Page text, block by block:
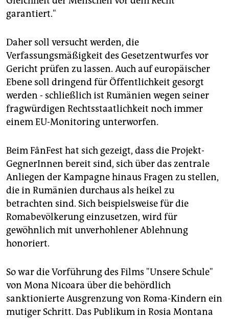
garantiert."
Daher soll versucht werden, die
Verfassungsmäßigkeit des Gesetzentwurfes vor
Gericht prüfen zu lassen. Auch auf europäischer
Ebene soll dringend für Öffentlichkeit gesorgt
werden - schließlich ist Rumänien wegen seiner
fragwürdigen Rechtsstaatlichkeit noch immer
einem EU-Monitoring unterworfen.
Beim FânFest hat sich gezeigt, dass die Projekt-
GegnerInnen bereit sind, sich über das zentrale
Anliegen der Kampagne hinaus Fragen zu stellen,
die in Rumänien durchaus als heikel zu
betrachten sind. Sich beispielsweise für die
Romabevölkerung einzusetzen, wird für
gewöhnlich mit unverhohlener Ablehnung
honoriert.
So war die Vorführung des Films "Unsere Schule"
von Mona Nicoara über die behördlich
sanktionierte Ausgrenzung von Roma-Kindern ein
mutiger Schritt. Das Publikum in Rosia Montana